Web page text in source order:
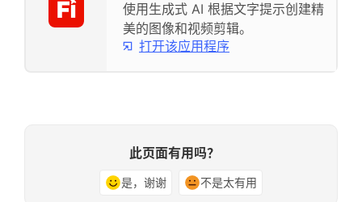
使用生成式 AI 根据文字提示创建精
美的图像和视频剪辑。
打开该应用程序
此页面有用吗？
是，谢谢 不是太有用